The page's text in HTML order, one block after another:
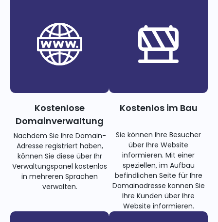
Kostenlose
Domainverwaltung
Nachdem Sie Ihre Domain-
Adresse registriert haben,
können Sie diese über Ihr
Verwaltungspanel kostenlos
in mehreren Sprachen
verwalten.
Kostenlos im Bau
Sie können Ihre Besucher
über Ihre Website
informieren. Mit einer
speziellen, im Aufbau
befindlichen Seite für Ihre
Domainadresse können Sie
Ihre Kunden über Ihre
Website informieren.